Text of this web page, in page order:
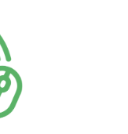
高雄市府開出22
大樓水溝舀水，
的」。有官員痛
政治目的，實在